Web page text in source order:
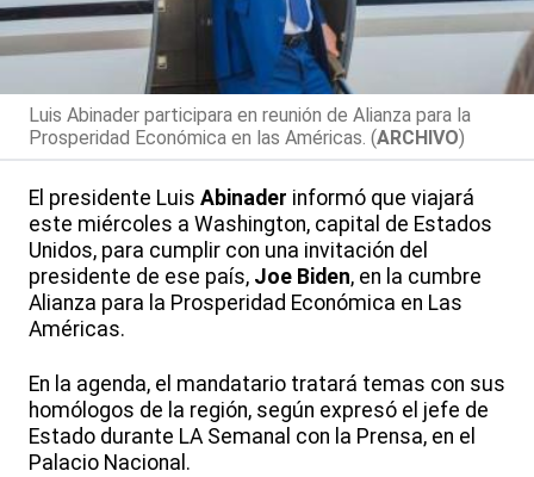
Luis Abinader participara en reunión de Alianza para la
Prosperidad Económica en las Américas. (ARCHIVO)
El presidente Luis Abinader informó que viajará
este miércoles a Washington, capital de Estados
Unidos, para cumplir con una invitación del
presidente de ese país, Joe Biden, en la cumbre
Alianza para la Prosperidad Económica en Las
Américas.
En la agenda, el mandatario tratará temas con sus
homólogos de la región, según expresó el jefe de
Estado durante LA Semanal con la Prensa, en el
Palacio Nacional.